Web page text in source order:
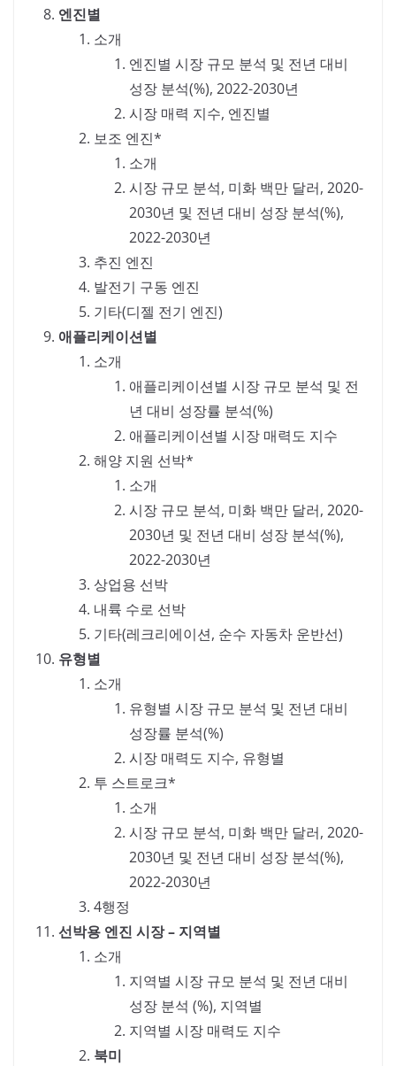
엔진별
소개
엔진별 시장 규모 분석 및 전년 대비
성장 분석(%), 2022-2030년
시장 매력 지수, 엔진별
보조 엔진*
소개
시장 규모 분석, 미화 백만 달러, 2020-
2030년 및 전년 대비 성장 분석(%),
2022-2030년
추진 엔진
발전기 구동 엔진
기타(디젤 전기 엔진)
애플리케이션별
소개
애플리케이션별 시장 규모 분석 및 전
년 대비 성장률 분석(%)
애플리케이션별 시장 매력도 지수
해양 지원 선박*
소개
시장 규모 분석, 미화 백만 달러, 2020-
2030년 및 전년 대비 성장 분석(%),
2022-2030년
상업용 선박
내륙 수로 선박
기타(레크리에이션, 순수 자동차 운반선)
유형별
소개
유형별 시장 규모 분석 및 전년 대비
성장률 분석(%)
시장 매력도 지수, 유형별
투 스트로크*
소개
시장 규모 분석, 미화 백만 달러, 2020-
2030년 및 전년 대비 성장 분석(%),
2022-2030년
4행정
선박용 엔진 시장 – 지역별
소개
지역별 시장 규모 분석 및 전년 대비
성장 분석 (%), 지역별
지역별 시장 매력도 지수
북미